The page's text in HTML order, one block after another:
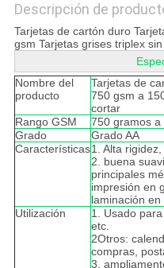
Descripción de
Tarjetas de cartón duro
gsm Tarjetas grises triplex
Nombre del
producto
Tarjetas de
750 gsm a
cortar
Rango GSM
750 gramos
Grado
Grado AA
Características1. Alta
2. buena
principales
impresión en
laminación en
Utilización
1. Usado
etc.
2Otros:
compras,
3.